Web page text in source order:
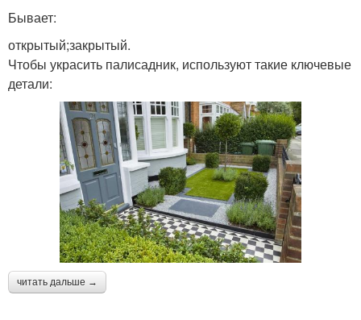
Бывает:
открытый;закрытый.
Чтобы украсить палисадник, используют такие ключевые
детали:
читать дальше →